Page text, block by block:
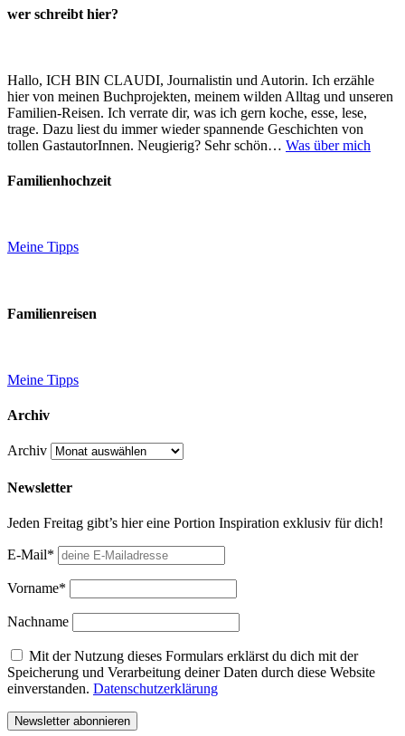
wer schreibt hier?
Hallo, ICH BIN CLAUDI, Journalistin und Autorin. Ich erzähle
hier von meinen Buchprojekten, meinem wilden Alltag und unseren
Familien-Reisen. Ich verrate dir, was ich gern koche, esse, lese,
trage. Dazu liest du immer wieder spannende Geschichten von
tollen GastautorInnen. Neugierig? Sehr schön… Was über mich
Familienhochzeit
Meine Tipps
Familienreisen
Meine Tipps
Archiv
Archiv
Newsletter
Jeden Freitag gibt’s hier eine Portion Inspiration exklusiv für dich!
E-Mail*
Vorname*
Nachname
Mit der Nutzung dieses Formulars erklärst du dich mit der
Speicherung und Verarbeitung deiner Daten durch diese Website
einverstanden. Datenschutzerklärung